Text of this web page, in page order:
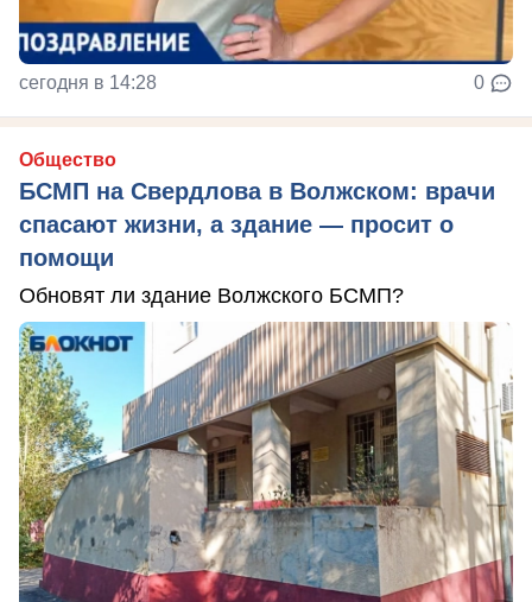
сегодня в 14:28 0
Общество
БСМП на Свердлова в Волжском: врачи
спасают жизни, а здание — просит о
помощи
Обновят ли здание Волжского БСМП?